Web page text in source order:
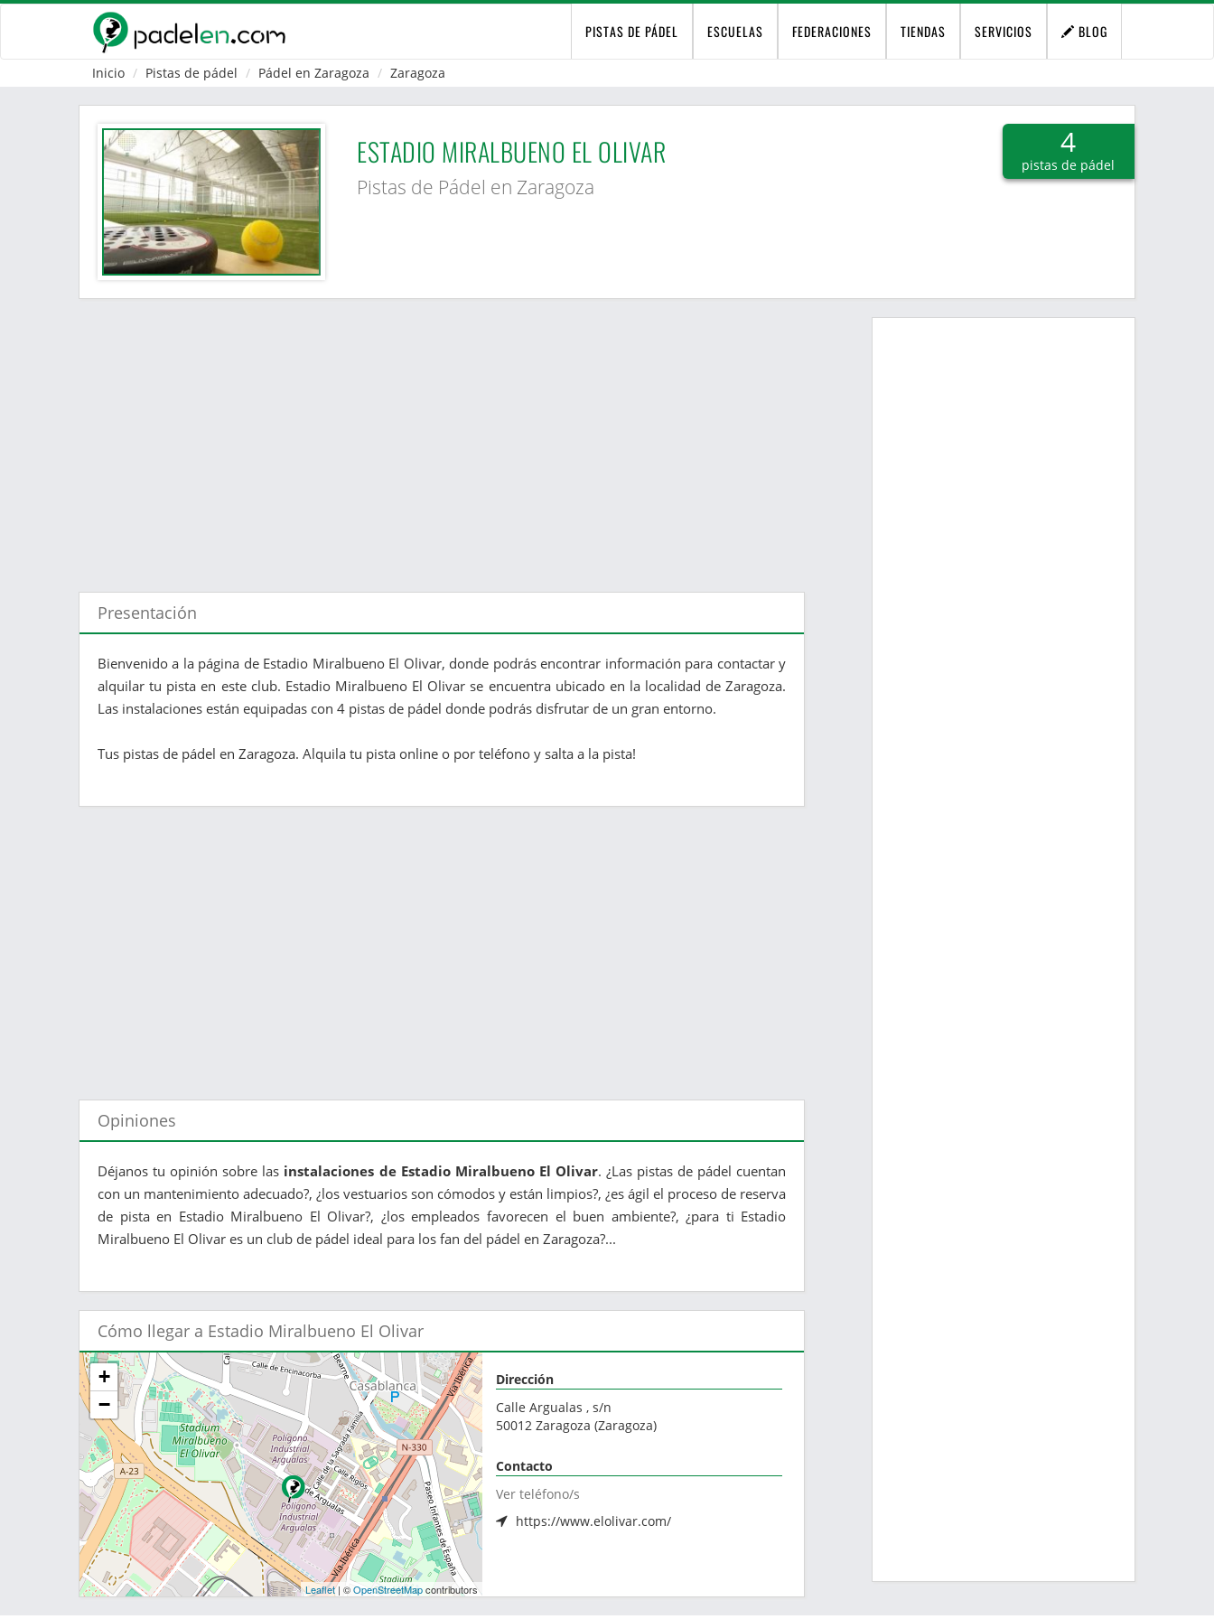
PISTAS DE PÁDEL ESCUELAS FEDERACIONES TIENDAS SERVICIOS BLOG
Inicio Pistas de pádel Pádel en Zaragoza Zaragoza
ESTADIO MIRALBUENO EL OLIVAR
Pistas de Pádel en Zaragoza
4
pistas de pádel
Presentación
Bienvenido a la página de Estadio Miralbueno El Olivar, donde podrás encontrar información para contactar y
alquilar tu pista en este club. Estadio Miralbueno El Olivar se encuentra ubicado en la localidad de Zaragoza.
Las instalaciones están equipadas con 4 pistas de pádel donde podrás disfrutar de un gran entorno.
Tus pistas de pádel en Zaragoza. Alquila tu pista online o por teléfono y salta a la pista!
Opiniones
Déjanos tu opinión sobre las instalaciones de Estadio Miralbueno El Olivar. ¿Las pistas de pádel cuentan
con un mantenimiento adecuado?, ¿los vestuarios son cómodos y están limpios?, ¿es ágil el proceso de reserva
de pista en Estadio Miralbueno El Olivar?, ¿los empleados favorecen el buen ambiente?, ¿para ti Estadio
Miralbueno El Olivar es un club de pádel ideal para los fan del pádel en Zaragoza?...
Cómo llegar a Estadio Miralbueno El Olivar
+
−
Leaflet| ©OpenStreetMapcontributors
Dirección
Calle Argualas , s/n
50012 Zaragoza (Zaragoza)
Contacto
Ver teléfono/s
https://www.elolivar.com/